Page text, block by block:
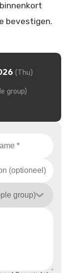
bevestigen.
(Thu)
group)